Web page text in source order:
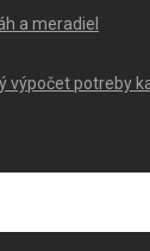
a meradiel
výpočet potreby